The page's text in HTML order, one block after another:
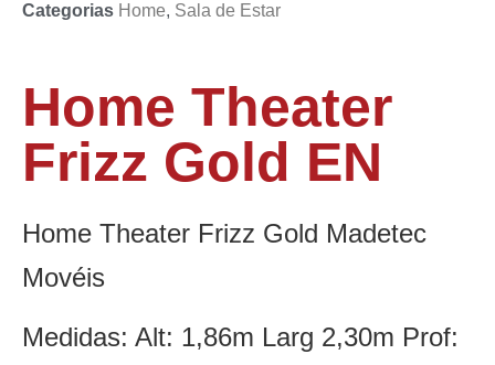
Home Theater
Frizz Gold EN
Home Theater Frizz Gold Madetec
Movéis
Medidas: Alt: 1,86m Larg 2,30m Prof:
Categorias Home, Sala de Estar